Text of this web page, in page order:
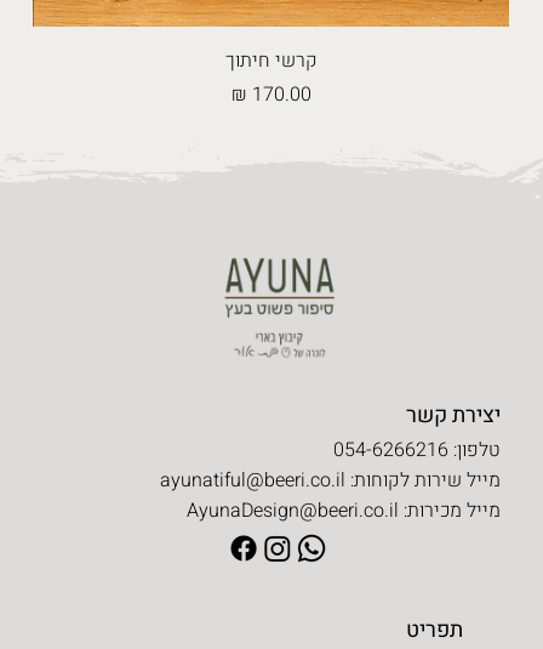
קרשי חיתוך
מחיר
תפריט
יצירת קשר
טלפון: 054-6266216
מייל שירות לקוחות: ayunatiful@beeri.co.il
מייל מכירות: AyunaDesign@beeri.co.il